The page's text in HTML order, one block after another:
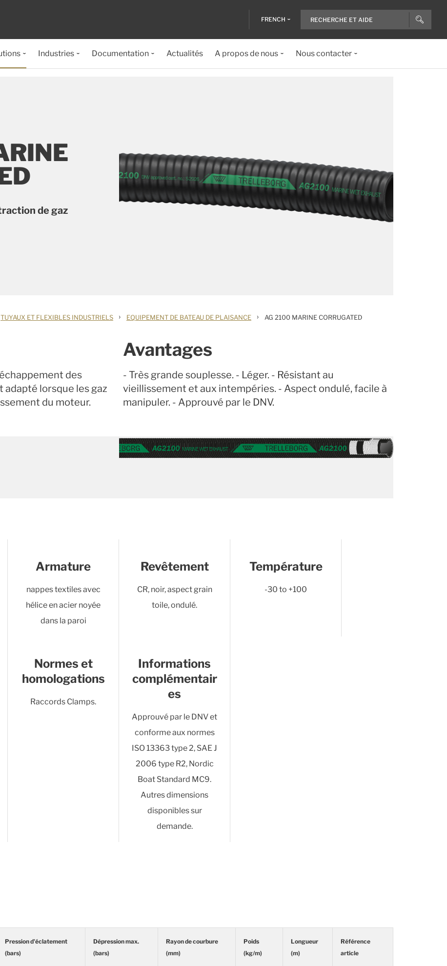
FRENCH
Industries Documentation Actualités A propos de nous Nous contacter
de gaz
TUYAUX ET FLEXIBLES INDUSTRIELS › EQUIPEMENT DE BATEAU DE PLAISANCE › AG 2100 MARINE CORRUGATED
des
lorsque les gaz
du moteur.
Avantages
- Très grande souplesse. - Léger. - Résistant au
vieillissement et aux intempéries. - Aspect ondulé, facile à
manipuler. - Approuvé par le DNV.
Armature
nappes textiles avec
hélice en acier noyée
dans la paroi
Revêtement
CR, noir, aspect grain
toile, ondulé.
Température
-30 to +100
Normes et
homologations
Raccords Clamps.
Informations
complémentair
es
Approuvé par le DNV et
conforme aux normes
ISO 13363 type 2, SAE J
2006 type R2, Nordic
Boat Standard MC9.
Autres dimensions
disponibles sur
demande.
Pression d'éclatement
(bars)
Dépression max.
(bars)
Rayon de courbure
(mm)
Poids
(kg/m)
Longueur
(m)
Référence
article